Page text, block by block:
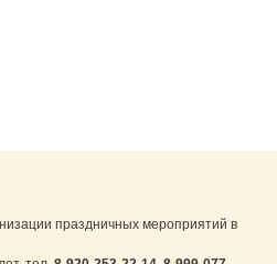
праздничных мероприятий в